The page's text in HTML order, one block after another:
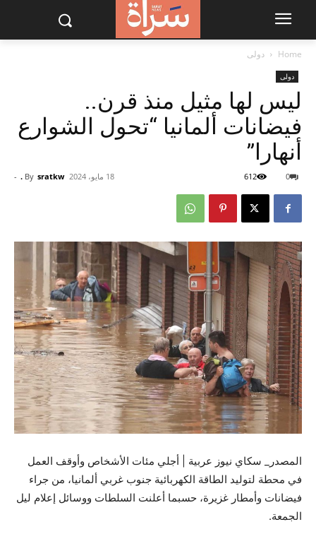
Home دولى
دولى
ليس لها مثيل منذ قرن..
فيضانات ألمانيا “تحول الشوارع
أنهارا”
By sratkw .
- 18 مايو، 2024 0
612
المصدر_ سكاي نيوز عربية | أجلي مئات الأشخاص وأوقف العمل
في محطة لتوليد الطاقة الكهربائية جنوب غربي ألمانيا، من جراء
فيضانات وأمطار غزيرة، حسبما أعلنت السلطات ووسائل إعلام ليل
الجمعة.